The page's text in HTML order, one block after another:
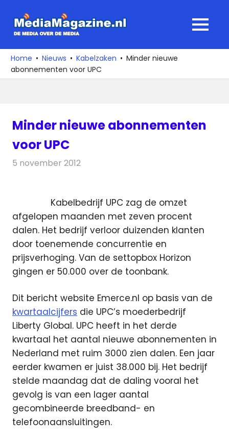
naar
media
over
de
MENU
Home Nieuws Kabelzaken
Minder nieuwe
abonnementen voor UPC
Minder nieuwe abonnementen
voor UPC
5 november 2012
Kabelbedrijf UPC zag de omzet
afgelopen maanden met zeven procent
dalen. Het bedrijf verloor duizenden klanten
door toenemende concurrentie en
prijsverhoging. Van de settopbox Horizon
gingen er 50.000 over de toonbank.
Dit bericht website Emerce.nl op basis van de
kwartaalcijfers die UPC’s moederbedrijf
Liberty Global. UPC heeft in het derde
kwartaal het aantal nieuwe abonnementen in
Nederland met ruim 3000 zien dalen. Een jaar
eerder kwamen er juist 38.000 bij. Het bedrijf
stelde maandag dat de daling vooral het
gevolg is van een lager aantal
gecombineerde breedband- en
telefoonaansluitingen.